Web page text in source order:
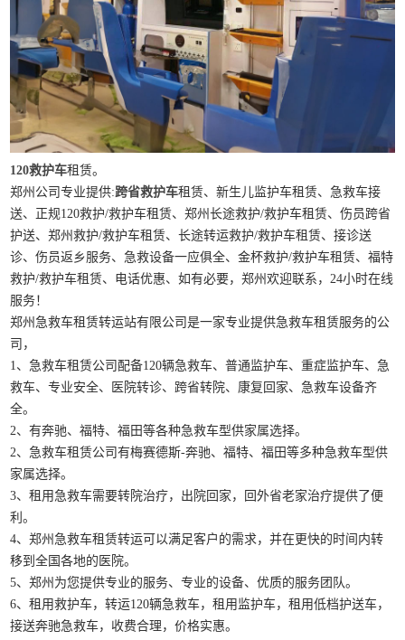
120救护车租赁。
郑州公司专业提供:跨省救护车租赁、新生儿监护车租赁、急救车接
送、正规120救护/救护车租赁、郑州长途救护/救护车租赁、伤员跨省
护送、郑州救护/救护车租赁、长途转运救护/救护车租赁、接诊送
诊、伤员返乡服务、急救设备一应俱全、金杯救护/救护车租赁、福特
救护/救护车租赁、电话优惠、如有必要，郑州欢迎联系，24小时在线
服务！
郑州急救车租赁转运站有限公司是一家专业提供急救车租赁服务的公
司，
1、急救车租赁公司配备120辆急救车、普通监护车、重症监护车、急
救车、专业安全、医院转诊、跨省转院、康复回家、急救车设备齐
全。
2、有奔驰、福特、福田等各种急救车型供家属选择。
2、急救车租赁公司有梅赛德斯-奔驰、福特、福田等多种急救车型供
家属选择。
3、租用急救车需要转院治疗，出院回家，回外省老家治疗提供了便
利。
4、郑州急救车租赁转运可以满足客户的需求，并在更快的时间内转
移到全国各地的医院。
5、郑州为您提供专业的服务、专业的设备、优质的服务团队。
6、租用救护车，转运120辆急救车，租用监护车，租用低档护送车，
接送奔驰急救车，收费合理，价格实惠。